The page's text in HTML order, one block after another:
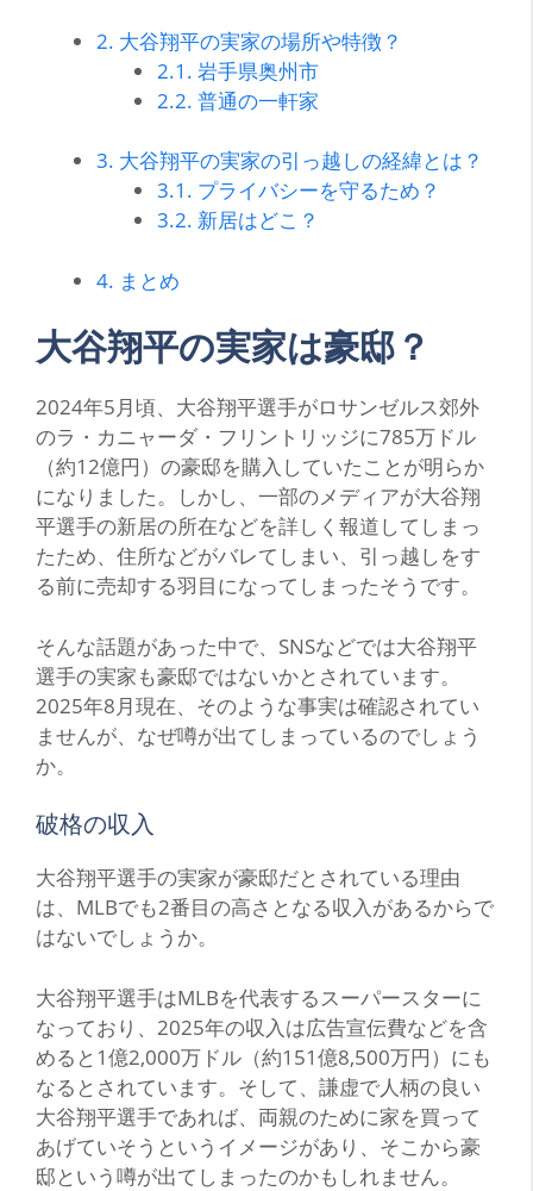
2. 大谷翔平の実家の場所や特徴？
2.1. 岩手県奥州市
2.2. 普通の一軒家
3. 大谷翔平の実家の引っ越しの経緯とは？
3.1. プライバシーを守るため？
3.2. 新居はどこ？
4. まとめ
大谷翔平の実家は豪邸？
2024年5月頃、大谷翔平選手がロサンゼルス郊外
のラ・カニャーダ・フリントリッジに785万ドル
（約12億円）の豪邸を購入していたことが明らか
になりました。しかし、一部のメディアが大谷翔
平選手の新居の所在などを詳しく報道してしまっ
たため、住所などがバレてしまい、引っ越しをす
る前に売却する羽目になってしまったそうです。
そんな話題があった中で、SNSなどでは大谷翔平
選手の実家も豪邸ではないかとされています。
2025年8月現在、そのような事実は確認されてい
ませんが、なぜ噂が出てしまっているのでしょう
か。
破格の収入
大谷翔平選手の実家が豪邸だとされている理由
は、MLBでも2番目の高さとなる収入があるからで
はないでしょうか。
大谷翔平選手はMLBを代表するスーパースターに
なっており、2025年の収入は広告宣伝費などを含
めると1億2,000万ドル（約151億8,500万円）にも
なるとされています。そして、謙虚で人柄の良い
大谷翔平選手であれば、両親のために家を買って
あげていそうというイメージがあり、そこから豪
邸という噂が出てしまったのかもしれません。